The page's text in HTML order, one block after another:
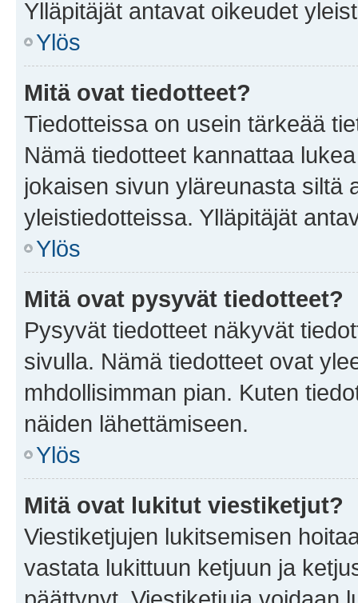
Ylläpitäjät antavat oikeudet
Ylös
Mitä ovat tiedotteet?
Tiedotteissa on usein tärkeää
Nämä tiedotteet kannattaa
jokaisen sivun yläreunasta siltä
yleistiedotteissa. Ylläpitäjät
Ylös
Mitä ovat pysyvät tiedotteet?
Pysyvät tiedotteet näkyvät
sivulla. Nämä tiedotteet ovat
mhdollisimman pian. Kuten
näiden lähettämiseen.
Ylös
Mitä ovat lukitut viestiketjut?
Viestiketjujen lukitsemisen
vastata lukittuun ketjuun ja